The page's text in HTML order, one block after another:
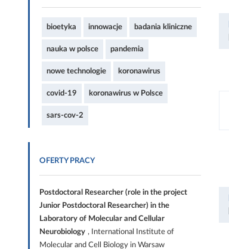
bioetyka innowacje badania kliniczne
nauka w polsce pandemia
nowe technologie koronawirus
covid-19 koronawirus w Polsce
sars-cov-2
OFERTY PRACY
Postdoctoral Researcher (role in the project
Junior Postdoctoral Researcher) in the
Laboratory of Molecular and Cellular
Neurobiology , International Institute of
Molecular and Cell Biology in Warsaw